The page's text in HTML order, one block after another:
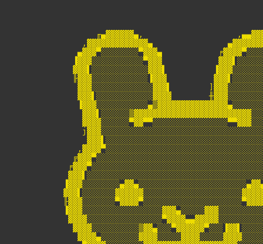
╓▄▓▓▓▓▓▓▄,
,▓▓▓▓▓▓▓▓▓▓▓▓▓▄
▄▓▓▓▀░░░░░░░░▀▓▓▓▄
▐▓▓▓░░░░░░░░░░░▀▓▓▓
▓▓▓▌░░░░░░░░░░░░▓▓▓▌
╟▓▓▓░░░░░░░░░░░░▐▓▓▓
▓▓▓░░░░░░░░░░░░░▓▓▓▌
▓▓▓▌░░░░░░░░░░░░▓▓▓▓